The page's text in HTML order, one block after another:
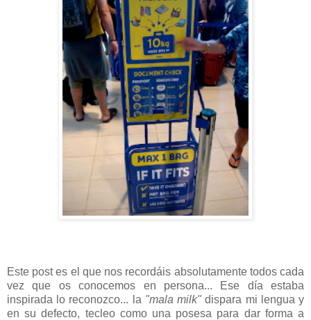
Este post es el que nos recordáis absolutamente todos cada
vez que os conocemos en persona... Ese día estaba
inspirada lo reconozco... la "mala milk" dispara mi lengua y
en su defecto, tecleo como una posesa para dar forma a